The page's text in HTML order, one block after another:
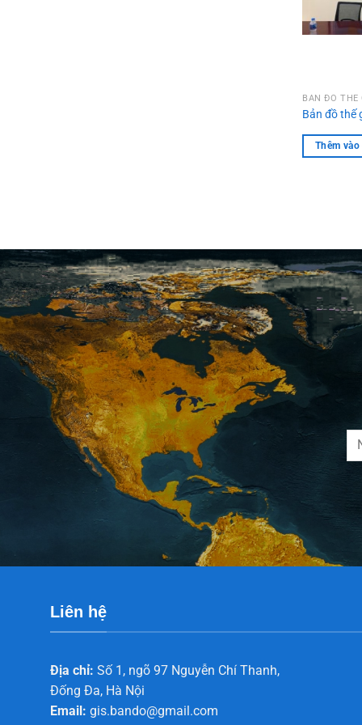
BẢN ĐỒ THẾ
Bản đồ thế
Thêm
Liên hệ
Địa chỉ: Số 1, ngõ 97 Nguyễn Chí Thanh,
Đống Đa, Hà Nội
Email: gis.bando@gmail.com